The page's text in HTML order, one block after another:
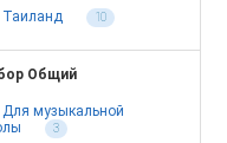
Таиланд 10
Общий
Для музыкальной
3